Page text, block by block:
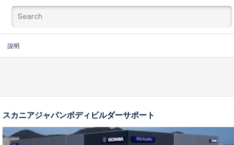
說明
スカニアジャパンボディビルダーサポート